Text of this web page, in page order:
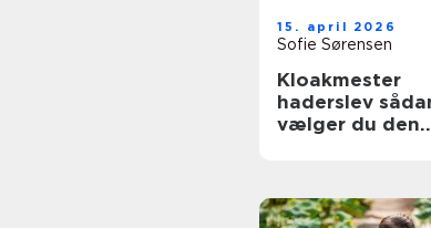
15. april 2026
Sofie Sørensen
Kloakmester
haderslev sådan
vælger du den